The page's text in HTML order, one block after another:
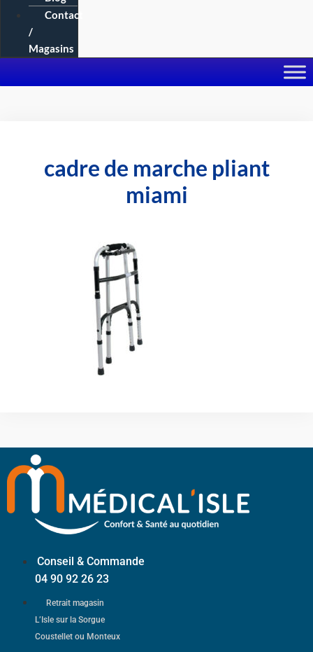
Contact
/
Magasins
cadre de marche pliant
miami
Conseil & Commande
04 90 92 26 23
Retrait magasin
L’Isle sur la Sorgue
Coustellet ou Monteux